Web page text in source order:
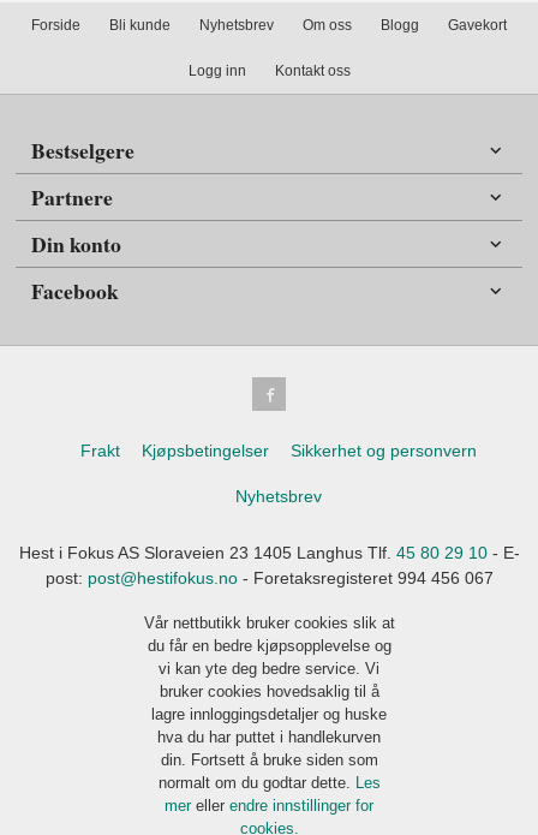
Forside Bli kunde Nyhetsbrev Om oss Blogg Gavekort
Logg inn Kontakt oss
Bestselgere
Partnere
Din konto
Facebook
Frakt Kjøpsbetingelser Sikkerhet og personvern
Nyhetsbrev
Hest i Fokus AS Sloraveien 23 1405 Langhus Tlf. 45 80 29 10- E-
post: post@hestifokus.no- Foretaksregisteret 994 456 067
Vår nettbutikk bruker cookies slik at
du får en bedre kjøpsopplevelse og
vi kan yte deg bedre service. Vi
bruker cookies hovedsaklig til å
lagre innloggingsdetaljer og huske
hva du har puttet i handlekurven
din. Fortsett å bruke siden som
normalt om du godtar dette. Les
mer eller endre innstillinger for
cookies.